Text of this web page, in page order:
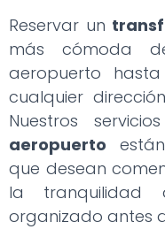
Reservar un
más cómoda
aeropuerto
cualquier
Nuestros
aeropuerto
que desean
la tranquilidad
organizado antes